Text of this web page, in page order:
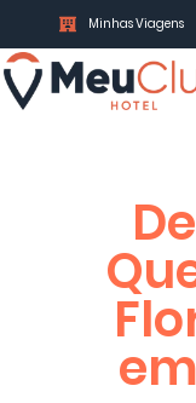
Minhas Viagens